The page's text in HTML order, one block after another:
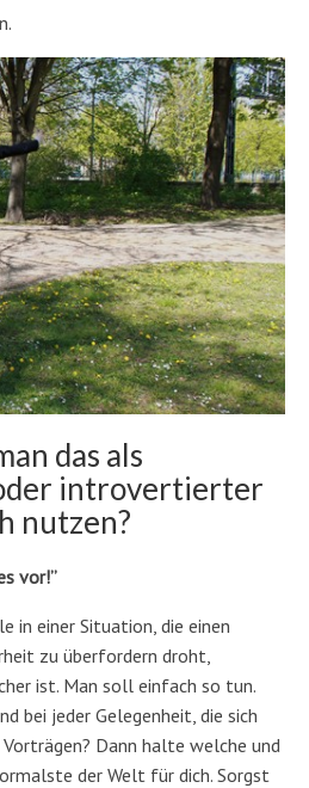
das als
introvertierter
nutzen?
vor!”
in einer Situation, die einen
zu überfordern droht,
ist. Man soll einfach so tun.
bei jeder Gelegenheit, die sich
Dann halte welche und
der Welt für dich. Sorgst